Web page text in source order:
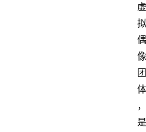
虚
拟
偶
像
团
体
，
是